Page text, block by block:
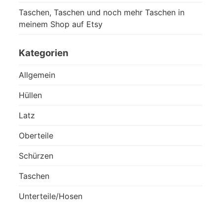
Taschen, Taschen und noch mehr Taschen in
meinem Shop auf Etsy
Kategorien
Allgemein
Hüllen
Latz
Oberteile
Schürzen
Taschen
Unterteile/Hosen